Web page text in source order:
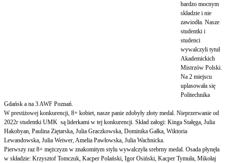
bardzo mocnym
składzie i nie
zawiodła. Nasze
studentki i
studenci
wywalczyli tytuł
Akademickich
Mistrzów Polski.
Na 2 miejscu
uplasowała się
Politechnika
Gdańsk a na 3 AWF Poznań.
W prestiżowej konkurencji, 8+ kobiet, nasze panie zdobyły złoty medal. Nieprzerwanie od
2022r studentki UMK są liderkami w tej konkurencji. Skład załogi: Kinga Stałęga, Julia
Hakobyan, Paulina Ziętarska, Julia Graczkowska, Dominika Gałka, Wiktoria
Lewandowska, Julia Weiwer, Amelia Pawłowska, Julia Wachnicka.
Pierwszy raz 8+ mężczyzn w znakomitym stylu wywalczyła srebrny medal. Osada płynęła
w składzie: Krzysztof Tomczuk, Kacper Polański, Igor Osiński, Kacper Tymuła, Mikołaj